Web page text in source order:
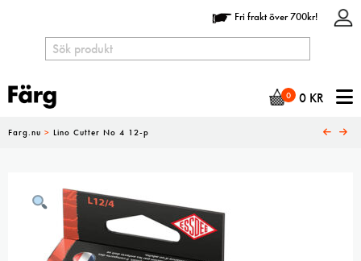
Fri frakt över 700kr!
0 0 KR
Farg.nu > Lino Cutter No 4 12-p